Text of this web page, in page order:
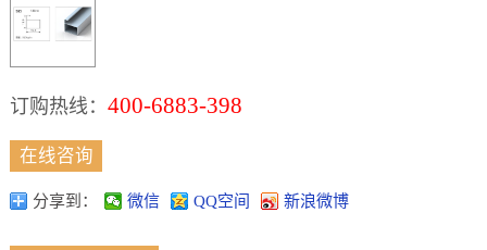
订购热线： 400-6883-398
在线咨询
分享到： 微信 QQ空间 新浪微博